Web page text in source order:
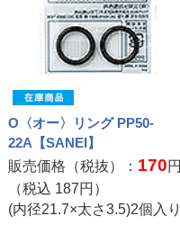
O〈オー〉リング PP50-
22A【SANEI】
販売価格（税抜）： 170円
（税込 187円）
(内径21.7×太さ3.5)2個入り